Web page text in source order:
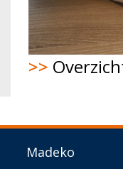
>>
Madeko